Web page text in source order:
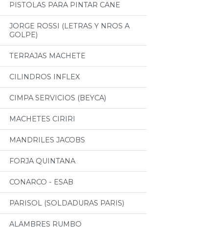
PISTOLAS PARA PINTAR CANE
JORGE ROSSI (LETRAS Y NROS A
GOLPE)
TERRAJAS MACHETE
CILINDROS INFLEX
CIMPA SERVICIOS (BEYCA)
MACHETES CIRIRI
MANDRILES JACOBS
FORJA QUINTANA
CONARCO - ESAB
PARISOL (SOLDADURAS PARIS)
ALAMBRES RUMBO